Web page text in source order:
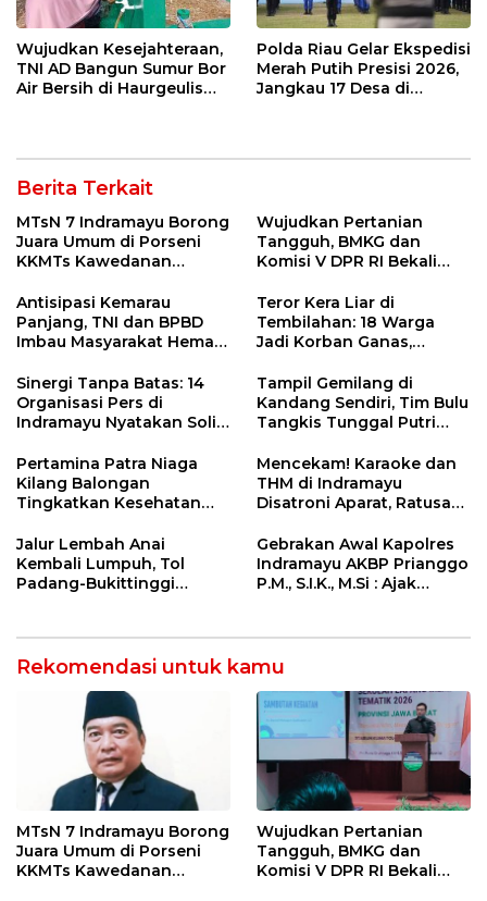
Wujudkan Kesejahteraan,
TNI AD Bangun Sumur Bor
Air Bersih di Haurgeulis
Polda Riau Gelar Ekspedisi
Merah Putih Presisi 2026,
Jangkau 17 Desa di
Berita Terkait
MTsN 7 Indramayu Borong
Juara Umum di Porseni
KKMTs Kawedanan
Wujudkan Pertanian
Tangguh, BMKG dan
Komisi V DPR RI Bekali
Sekolah Lapang Iklim
Antisipasi Kemarau
Panjang, TNI dan BPBD
Imbau Masyarakat Hemat
Kebakaran
Teror Kera Liar di
Tembilahan: 18 Warga
Jadi Korban Ganas,
12 Jahitan!
Sinergi Tanpa Batas: 14
Organisasi Pers di
Indramayu Nyatakan Solid
Tampil Gemilang di
Kandang Sendiri, Tim Bulu
Tangkis Tunggal Putri
Juara Porseni KKMTs
Jatibarang 2026
Pertamina Patra Niaga
Kilang Balongan
Tingkatkan Kesehatan
Pemeriksaan Kesehatan
Rutin dan Edukasi
Perawatan Gigi
Mencekam! Karaoke dan
THM di Indramayu
Disatroni Aparat, Ratusan
Dites Urine!
Jalur Lembah Anai
Kembali Lumpuh, Tol
Padang-Bukittinggi
Gebrakan Awal Kapolres
Indramayu AKBP Prianggo
P.M., S.I.K., M.Si : Ajak
Rekomendasi untuk kamu
MTsN 7 Indramayu Borong
Juara Umum di Porseni
KKMTs Kawedanan
Wujudkan Pertanian
Tangguh, BMKG dan
Komisi V DPR RI Bekali